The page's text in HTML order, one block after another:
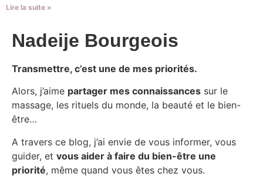
Lire la suite »
Nadeije Bourgeois
Transmettre, c’est une de mes priorités.
Alors, j’aime partager mes connaissances sur le
massage, les rituels du monde, la beauté et le bien-
être…
A travers ce blog, j’ai envie de vous informer, vous
guider, et vous aider à faire du bien-être une
priorité, même quand vous êtes chez vous.